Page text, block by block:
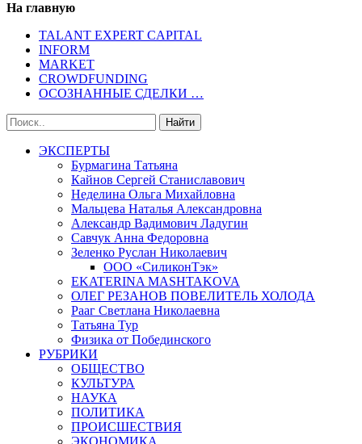
На главную
TALANT EXPERT CAPITAL
INFORM
MARKET
CROWDFUNDING
ОСОЗНАННЫЕ СДЕЛКИ …
ЭКСПЕРТЫ
Бурмагина Татьяна
Кайнов Сергей Станиславович
Неделина Ольга Михайловна
Мальцева Наталья Александровна
Александр Вадимович Ладугин
Савчук Анна Федоровна
Зеленко Руслан Николаевич
ООО «СиликонТэк»
EKATERINA MASHTAKOVA
ОЛЕГ РЕЗАНОВ ПОВЕЛИТЕЛЬ ХОЛОДА
Рааг Светлана Николаевна
Татьяна Тур
Физика от Побединского
РУБРИКИ
ОБЩЕСТВО
КУЛЬТУРА
НАУКА
ПОЛИТИКА
ПРОИСШЕСТВИЯ
ЭКОНОМИКА